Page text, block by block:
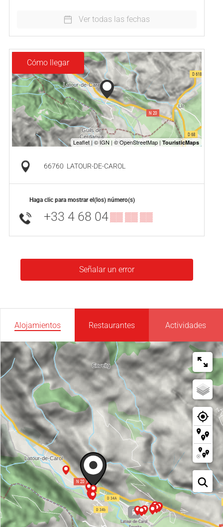
Ver todas las fechas
Cómo llegar
66760 LATOUR-DE-CAROL
Haga clic para mostrar el(los) número(s)
+33 4 68 04▒▒ ▒▒ ▒▒
Señalar un error
Alojamientos Restaurantes Actividades